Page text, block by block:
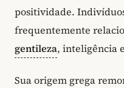
positividade.
frequentemente
gentileza, inteligência
Sua origem grega